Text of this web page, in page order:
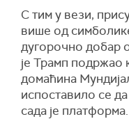
С тим у вези,
више од
дугорочно добар
је Трамп подржао
домаћина
испоставило се
сада је платформа.